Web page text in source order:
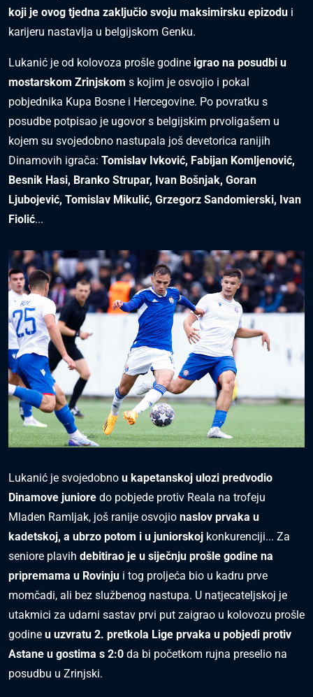
koji je ovog tjedna zaključio svoju maksimirsku epizodu i
karijeru nastavlja u belgijskom Genku.
Lukanić je od kolovoza prošle godine igrao na posudbi u
mostarskom Zrinjskom s kojim je osvojio i pokal
pobjednika Kupa Bosne i Hercegovine. Po povratku s
posudbe potpisao je ugovor s belgijskim prvoligašem u
kojem su svojedobno nastupala još devetorica ranijih
Dinamovih igrača: Tomislav Ivković, Fabijan Komljenović,
Besnik Hasi, Branko Strupar, Ivan Bošnjak, Goran
Ljubojević, Tomislav Mikulić, Grzegorz Sandomierski, Ivan
Fiolić...
Lukanić je svojedobno u kapetanskoj ulozi predvodio
Dinamove juniore do pobjede protiv Reala na trofeju
Mladen Ramljak, još ranije osvojio nas lov prvaka u
kadetskoj, a ubrzo potom i u juniorskoj konkurenciji... Za
seniore plavih debitirao je u siječnju prošle godine na
pripremama u Rovinju i tog proljeća bio u kadru prve
momčadi, ali bez službenog nastupa. U natjecateljskoj je
utakmici za udarni sastav prvi put zaigrao u kolovozu prošle
godine u uzvratu 2. pretkola Lige prvaka u pobjedi protiv
Astane u gostima s 2:0 da bi početkom rujna preselio na
posudbu u Zrinjski.